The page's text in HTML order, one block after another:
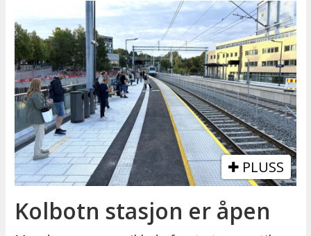
PLUSS
Kolbotn stasjon er åpen